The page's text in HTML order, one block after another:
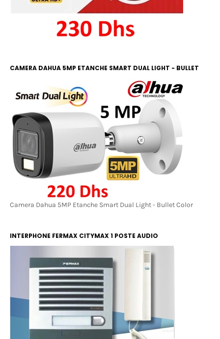
CAMERA DAHUA 5MP ETANCHE SMART DUAL LIGHT - BULLET
Camera Dahua 5MP Etanche Smart Dual Light - Bullet Color
INTERPHONE FERMAX CITYMAX 1 POSTE AUDIO